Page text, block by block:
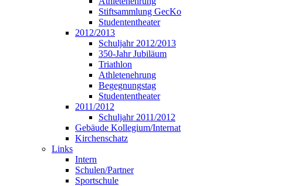
Stiftsammlung GecKo
Studententheater
2012/2013
Schuljahr 2012/2013
350-Jahr Jubiläum
Triathlon
Athletenehrung
Begegnungstag
Studententheater
2011/2012
Schuljahr 2011/2012
Gebäude Kollegium/Internat
Kirchenschatz
Links
Intern
Schulen/Partner
Sportschule